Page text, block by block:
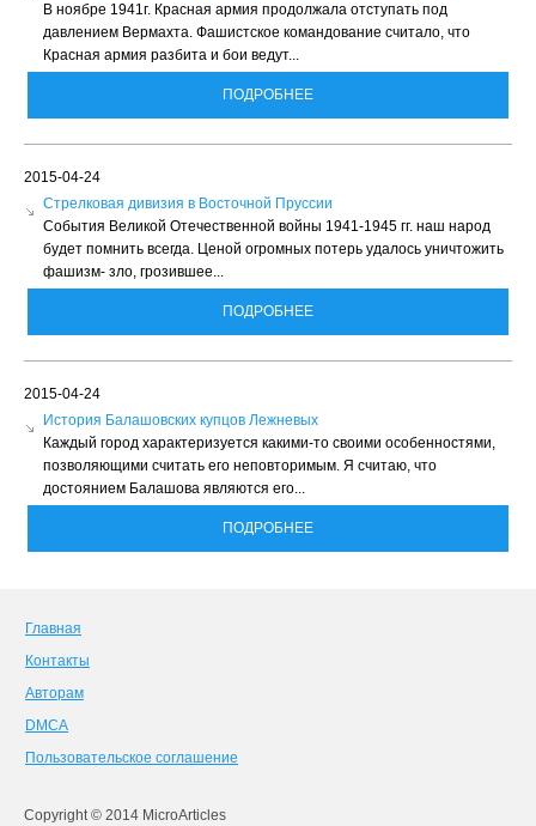
В ноябре 1941г. Красная армия продолжала отступать под
давлением Вермахта. Фашистское командование считало, что
Красная армия разбита и бои ведут...
ПОДРОБНЕЕ
2015-04-24
Стрелковая дивизия в Восточной Пруссии
События Великой Отечественной войны 1941-1945 гг. наш народ
будет помнить всегда. Ценой огромных потерь удалось уничтожить
фашизм- зло, грозившее...
ПОДРОБНЕЕ
2015-04-24
История Балашовских купцов Лежневых
Каждый город характеризуется какими-то своими особенностями,
позволяющими считать его неповторимым. Я считаю, что
достоянием Балашова являются его...
ПОДРОБНЕЕ
Copyright © 2014 MicroArticles
Главная
Контакты
Авторам
DMCA
Пользовательское соглашение